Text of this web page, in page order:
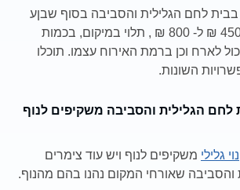
לחם הגלילית והסביבה בסוף שבןע
זה עשויים לנוע בין 450 ₪ ל- 800 ₪ , תלוי במיקום, בכמות
לארח וכן ברמת האירוח עצמו. תוכלו
השונות.
לחם הגלילית והסביבה משקיפים לנוף
נוי גלילי משקיפים לנוף ויש עוד צימרים
והסביבה שאורחי המקום נהנו בהם מהנוף.